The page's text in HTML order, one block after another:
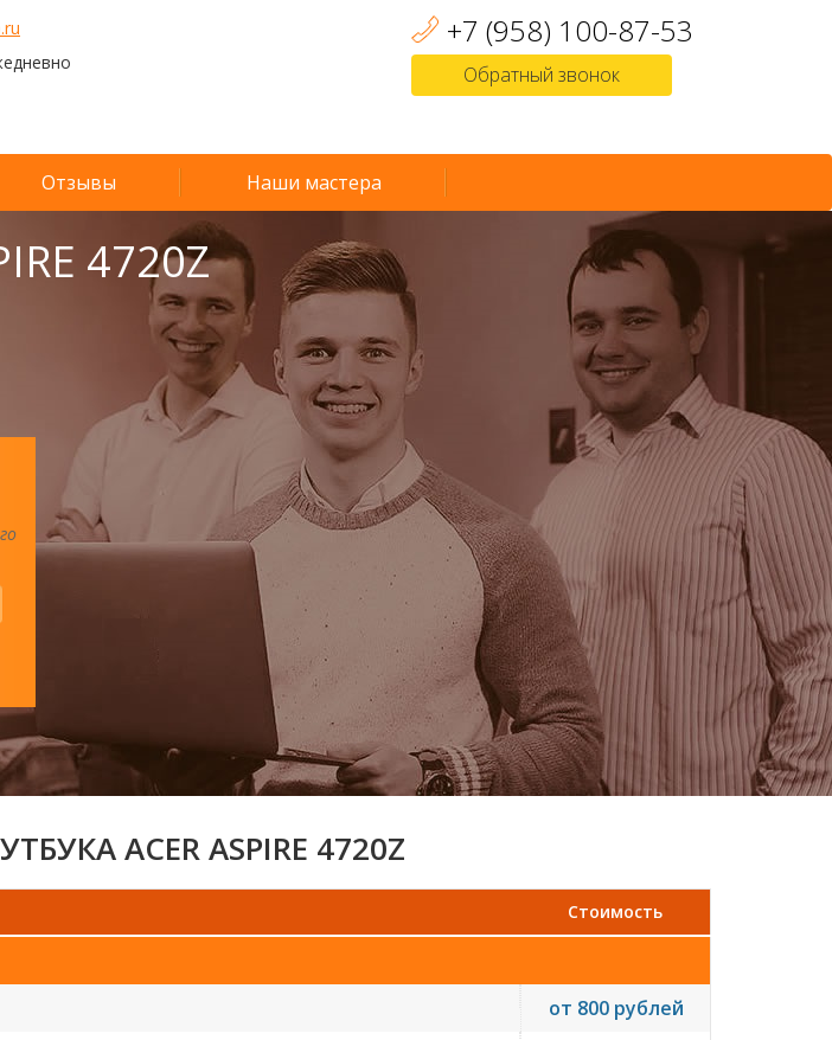
+7 (958) 100-87-53
Обратный звонок
Отзывы Наши мастера
4720Z
ACER ASPIRE 4720Z
Стоимость
от 800 рублей